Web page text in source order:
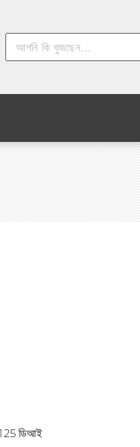
ডিআই